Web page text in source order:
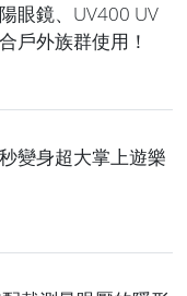
眼鏡、UV400 UV
戶外族群使用！
變身超大掌上遊樂